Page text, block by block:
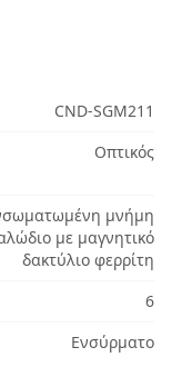
CND-SGM211
Οπτικός
μνήμη
με μαγνητικό
δακτύλιο φερρίτη
6
Ενσύρματο